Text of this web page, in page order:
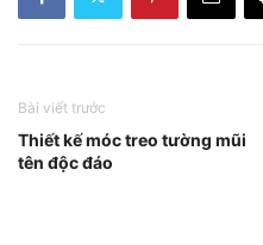
Bài viết trước
Thiết kế móc treo tường mũi
tên độc đáo